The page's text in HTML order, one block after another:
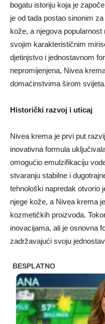
bogatu istoriju koja je
je od tada postao sinonim
kože, a njegova
svojim karakterističnim
djetinjstvo i jednostavnom
nepromijenjena, Nivea
domaćinstvima širom svijeta.
Historički razvoj i uticaj
Nivea krema je prvi put
inovativna formula
omogućio emulzifikaciju
stvaranju stabilne i
tehnološki napredak otvorio
njege kože, a Nivea krema
kozmetičkih proizvoda.
inovacijama, ali je osnovna
zadržavajući svoju